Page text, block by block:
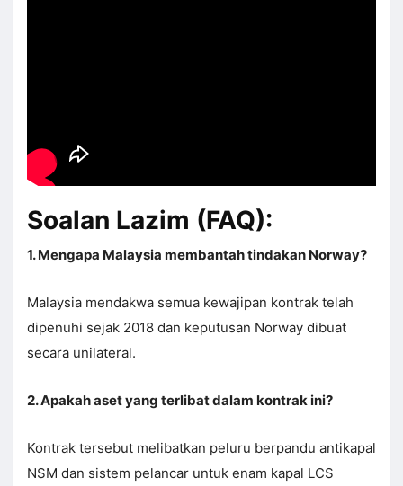
Soalan Lazim (FAQ):
1. Mengapa Malaysia membantah tindakan Norway?
Malaysia mendakwa semua kewajipan kontrak telah
dipenuhi sejak 2018 dan keputusan Norway dibuat
secara unilateral.
2. Apakah aset yang terlibat dalam kontrak ini?
Kontrak tersebut melibatkan peluru berpandu antikapal
NSM dan sistem pelancar untuk enam kapal LCS